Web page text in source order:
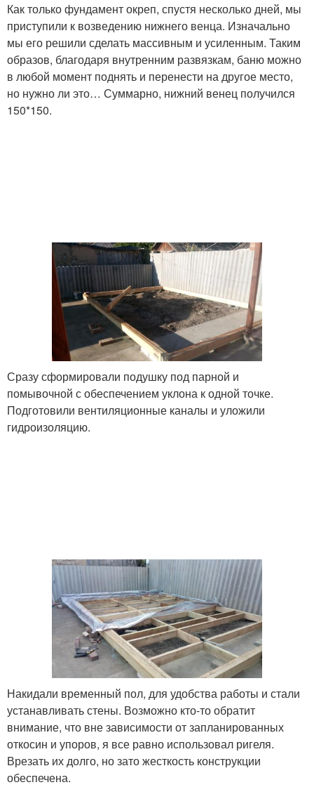
Как только фундамент окреп, спустя несколько дней, мы
приступили к возведению нижнего венца. Изначально
мы его решили сделать массивным и усиленным. Таким
образов, благодаря внутренним развязкам, баню можно
в любой момент поднять и перенести на другое место,
но нужно ли это… Суммарно, нижний венец получился
150*150.
Сразу сформировали подушку под парной и
помывочной с обеспечением уклона к одной точке.
Подготовили вентиляционные каналы и уложили
гидроизоляцию.
Накидали временный пол, для удобства работы и стали
устанавливать стены. Возможно кто-то обратит
внимание, что вне зависимости от запланированных
откосин и упоров, я все равно использовал ригеля.
Врезать их долго, но зато жесткость конструкции
обеспечена.